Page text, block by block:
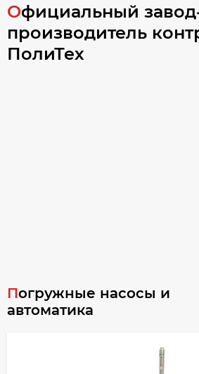
Официальный завод-
производитель
ПолиТех
Погружные насосы и
автоматика